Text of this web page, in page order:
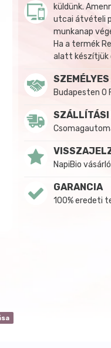
küldünk.
utcai átvételi
munkanap
Ha a termék
alatt készítjük
Budapesten 0
NapiBio
GARANCIA
100% eredeti